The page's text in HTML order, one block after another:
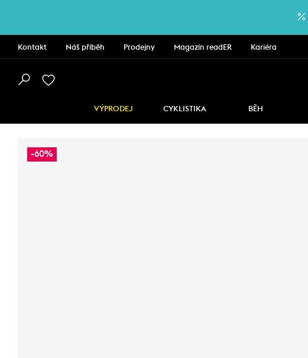
Kontakt Náš příběh Prodejny Magazín readER Kariéra
VÝPRODEJ CYKLISTIKA BĚH
-60%